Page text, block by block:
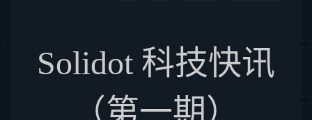
Solidot 科技快讯
（第一期）